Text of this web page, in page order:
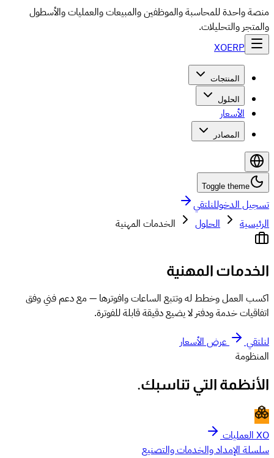
منصة واحدة للمحاسبة والموظفين والمبيعات والعمليات والأسطول
والمتجر والتحليلات.
XOERP
المنتجات
الحلول
الأسعار
المصادر
Toggle theme
تسجيل الدخوللنلتقي
الرئيسية
الحلول الخدمات المهنية
الخدمات المهنية
اكسب العمل وخطط له وتتبع الساعات وافوترها — مع دعم فني وفق
اتفاقيات خدمة ودفتر لا يضيع دقيقة قابلة للفوترة.
لنلتقي
عرض الأسعار
المنظومة
الأنظمة التي تناسبك.
XO العمليات
سلسلة الإمداد والخدمات والتصنيع